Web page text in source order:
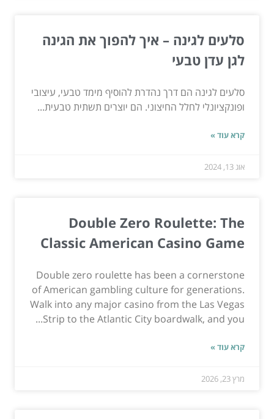
סלעים לגינה – איך להפוך את הגינה
לגן עדן טבעי
סלעים לגינה הם דרך נהדרת להוסיף מימד טבעי, עיצובי
ופונקציונלי לחלל החיצוני. הם יוצרים תשתית טבעית...
קרא עוד »
אוג 13, 2024
Double Zero Roulette: The
Classic American Casino Game
Double zero roulette has been a cornerstone
of American gambling culture for generations.
Walk into any major casino from the Las Vegas
Strip to the Atlantic City boardwalk, and you...
קרא עוד »
מרץ 23, 2026